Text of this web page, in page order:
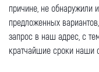
причине, не обнаружили
предложенных
запрос в наш адрес, с
кратчайшие сроки наши